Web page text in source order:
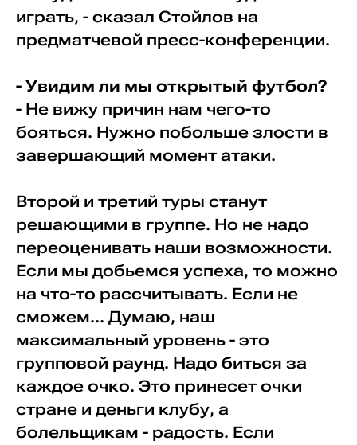
играть, - сказал Стойлов на
предматчевой пресс-конференции.
- Увидим ли мы открытый футбол?
- Не вижу причин нам чего-то
бояться. Нужно побольше злости в
завершающий момент атаки.
Второй и третий туры станут
решающими в группе. Но не надо
переоценивать наши возможности.
Если мы добьемся успеха, то можно
на что-то рассчитывать. Если не
сможем... Думаю, наш
максимальный уровень - это
групповой раунд. Надо биться за
каждое очко. Это принесет очки
стране и деньги клубу, а
болельщикам - радость. Если